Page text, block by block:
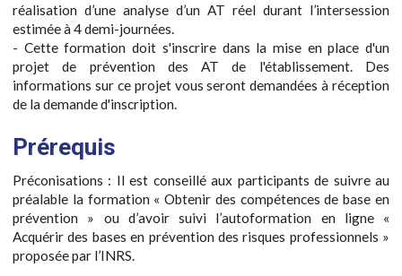
réalisation d’une analyse d’un AT réel durant l’intersession
estimée à 4 demi-journées.
- Cette formation doit s'inscrire dans la mise en place d'un
projet de prévention des AT de l'établissement. Des
informations sur ce projet vous seront demandées à réception
de la demande d'inscription.
Prérequis
Préconisations : Il est conseillé aux participants de suivre au
préalable la formation « Obtenir des compétences de base en
prévention » ou d’avoir suivi l’autoformation en ligne «
Acquérir des bases en prévention des risques professionnels »
proposée par l’INRS.